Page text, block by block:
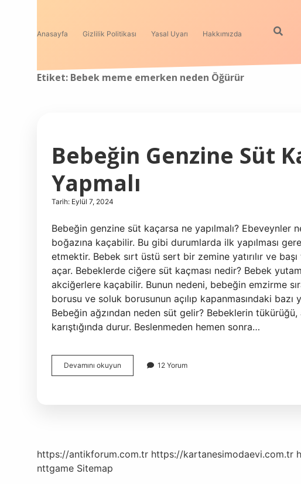
Anasayfa Gizlilik Politikası Yasal Uyarı Hakkımızda
Etiket: Bebek meme emerken neden Öğürür
Bebeğin Genzine Süt
Yapmalı
Tarih: Eylül 7, 2024
Bebeğin genzine süt kaçarsa ne yapılmalı?
boğazına kaçabilir. Bu gibi durumlarda ilk yapılması
etmektir. Bebek sırt üstü sert bir zemine yatırılır ve
açar. Bebeklerde ciğere süt kaçması nedir? Bebek
akciğerlere kaçabilir. Bunun nedeni, bebeğin emzirme
borusu ve soluk borusunun açılıp kapanmasındaki
Bebeğin ağzından neden süt gelir? Bebeklerin tükürüğü,
karıştığında durur. Beslenmeden hemen sonra…
Devamını okuyun Bebeğin
Genzine
12 Yorum
https://antikforum.com.tr https://kartanesimodaevi.com.tr
nttgame Sitemap